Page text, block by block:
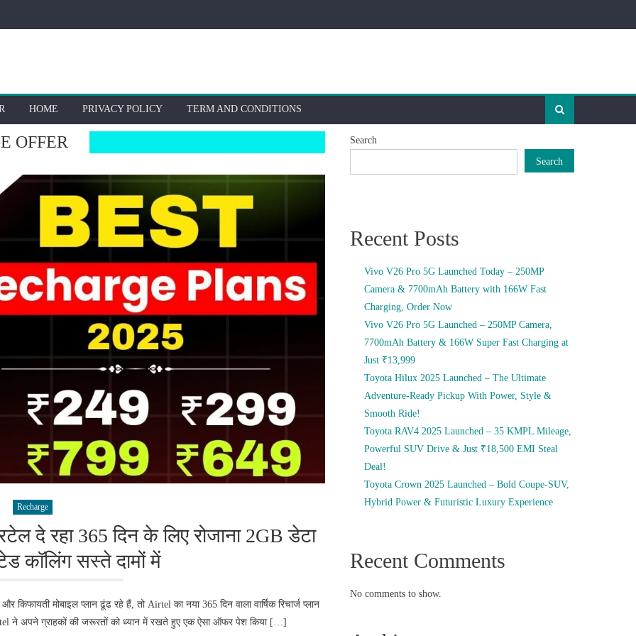
HOME PRIVACY POLICY TERM AND CONDITIONS
OFFER
Recharge
दे रहा 365 दिन के लिए रोजाना 2GB डेटा
कॉलिंग सस्ते दामों में
मोबाइल प्लान ढूंढ रहे हैं, तो Airtel का नया 365 दिन वाला वार्षिक रिचार्ज प्लान
ने अपने ग्राहकों की जरूरतों को ध्यान में रखते हुए एक ऐसा ऑफर पेश किया […]
Search
Search
Recent Posts
Vivo V26 Pro 5G Launched Today – 250MP
Camera & 7700mAh Battery with 166W Fast
Charging, Order Now
Vivo V26 Pro 5G Launched – 250MP Camera,
7700mAh Battery & 166W Super Fast Charging at
Just ₹13,999
Toyota Hilux 2025 Launched – The Ultimate
Adventure-Ready Pickup With Power, Style &
Smooth Ride!
Toyota RAV4 2025 Launched – 35 KMPL Mileage,
Powerful SUV Drive & Just ₹18,500 EMI Steal
Deal!
Toyota Crown 2025 Launched – Bold Coupe-SUV,
Hybrid Power & Futuristic Luxury Experience
Recent Comments
No comments to show.